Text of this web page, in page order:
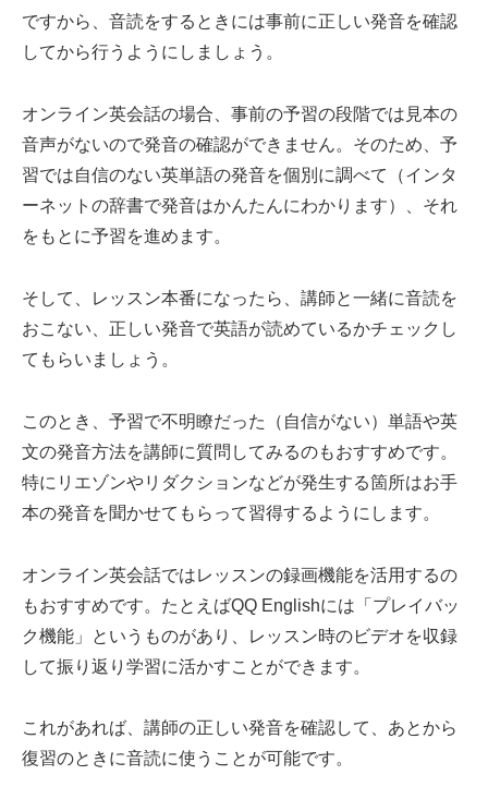
ですから、音読をするときには事前に正しい発音を確認
してから行うようにしましょう。
オンライン英会話の場合、事前の予習の段階では見本の
音声がないので発音の確認ができません。そのため、予
習では自信のない英単語の発音を個別に調べて（インタ
ーネットの辞書で発音はかんたんにわかります）、それ
をもとに予習を進めます。
そして、レッスン本番になったら、講師と一緒に音読を
おこない、正しい発音で英語が読めているかチェックし
てもらいましょう。
このとき、予習で不明瞭だった（自信がない）単語や英
文の発音方法を講師に質問してみるのもおすすめです。
特にリエゾンやリダクションなどが発生する箇所はお手
本の発音を聞かせてもらって習得するようにします。
オンライン英会話ではレッスンの録画機能を活用するの
もおすすめです。たとえばQQ Englishには「プレイバッ
ク機能」というものがあり、レッスン時のビデオを収録
して振り返り学習に活かすことができます。
これがあれば、講師の正しい発音を確認して、あとから
復習のときに音読に使うことが可能です。